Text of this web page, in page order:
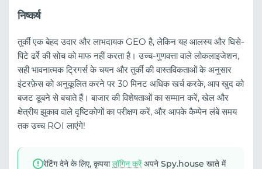
निष्कर्ष
तुर्की एक बेहद उदार और लाभदायक GEO है, लेकिन यह आलस्य और घिसे-
पिटे ढर्रे की सोच को माफ नहीं करता है। उच्च-गुणवत्ता वाले लोकलाइजेशन,
सही भावनात्मक ट्रिगर्स के चयन और तुर्की की वास्तविकताओं के अनुसार
इंटरफ़ेस को अनुकूलित करने पर 30 मिनट अधिक खर्च करके, आप खुद को
बजट डूबने से बचाते हैं। बाजार की विशेषताओं का सम्मान करें, खेल और
क्षेत्रीय झुकाव वाले दृष्टिकोणों का परीक्षण करें, और आपके कैम्पेन लंबे समय
तक उच्च ROI लाएंगे!
रेटिंग देने के लिए, कृपयालॉगिन करेंअपने Spy.house खाते में